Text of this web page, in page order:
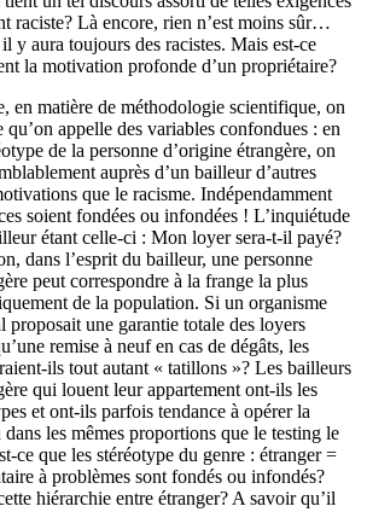
raciste? Là encore, rien n’est moins sûr…
y aura toujours des racistes. Mais est-ce
la motivation profonde d’un propriétaire?
en matière de méthodologie scientifique, on
qu’on appelle des variables confondues : en
de la personne d’origine étrangère, on
auprès d’un bailleur d’autres
que le racisme. Indépendamment
soient fondées ou infondées ! L’inquiétude
étant celle-ci : Mon loyer sera-t-il payé?
dans l’esprit du bailleur, une personne
peut correspondre à la frange la plus
de la population. Si un organisme
proposait une garantie totale des loyers
remise à neuf en cas de dégâts, les
ils tout autant « tatillons »? Les bailleurs
qui louent leur appartement ont-ils les
et ont-ils parfois tendance à opérer la
dans les mêmes proportions que le testing le
ce que les stéréotype du genre : étranger =
à problèmes sont fondés ou infondés?
hiérarchie entre étranger? A savoir qu’il